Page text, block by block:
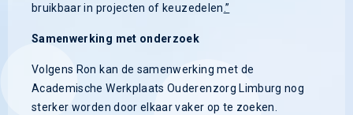
bruikbaar in projecten of keuzedelen.”
Samenwerking met onderzoek
Volgens Ron kan de samenwerking met de
Academische Werkplaats Ouderenzorg Limburg nog
sterker worden door elkaar vaker op te zoeken.